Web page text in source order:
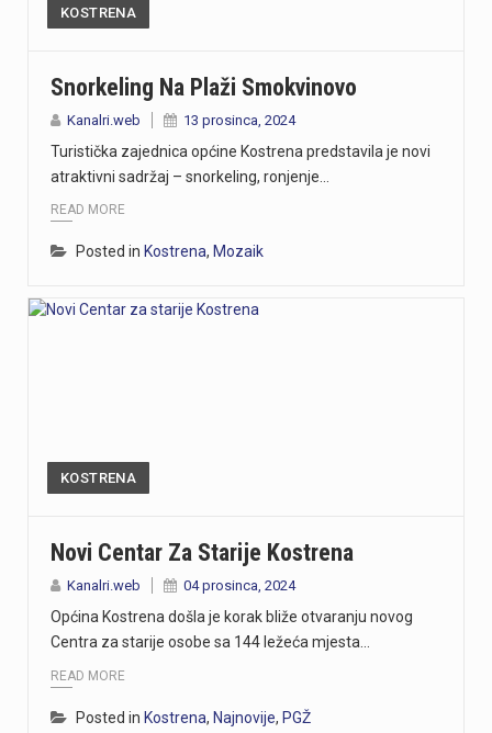
KOSTRENA
Snorkeling Na Plaži Smokvinovo
Kanalri.web 13 prosinca, 2024
Turistička zajednica općine Kostrena predstavila je novi
atraktivni sadržaj – snorkeling, ronjenje…
READ MORE
Posted in Kostrena, Mozaik
KOSTRENA
Novi Centar Za Starije Kostrena
Kanalri.web 04 prosinca, 2024
Općina Kostrena došla je korak bliže otvaranju novog
Centra za starije osobe sa 144 ležeća mjesta…
READ MORE
Posted in Kostrena, Najnovije, PGŽ